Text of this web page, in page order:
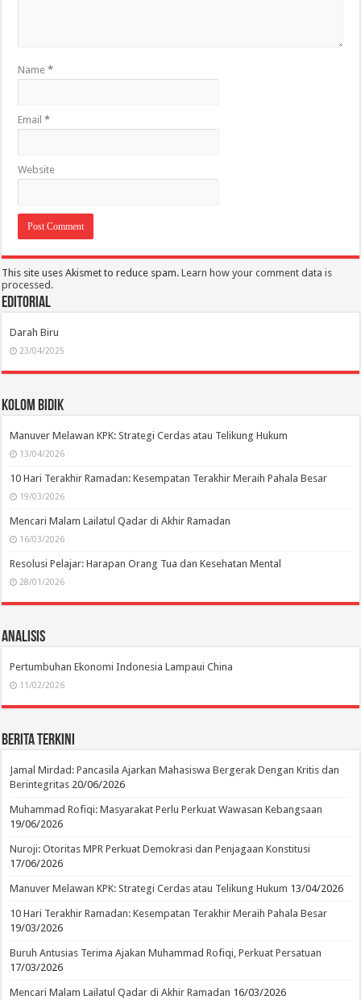
Name*
Email*
Website
This site uses Akismet to reduce spam.Learn how your comment data is
processed.
Editorial
Darah Biru
23/04/2025
Kolom Bidik
Manuver Melawan KPK: Strategi Cerdas atau Telikung Hukum
13/04/2026
10 Hari Terakhir Ramadan: Kesempatan Terakhir Meraih Pahala Besar
19/03/2026
Mencari Malam Lailatul Qadar di Akhir Ramadan
16/03/2026
Resolusi Pelajar: Harapan Orang Tua dan Kesehatan Mental
28/01/2026
Analisis
Pertumbuhan Ekonomi Indonesia Lampaui China
11/02/2026
Berita Terkini
Jamal Mirdad: Pancasila Ajarkan Mahasiswa Bergerak Dengan Kritis dan
Berintegritas 20/06/2026
Muhammad Rofiqi: Masyarakat Perlu Perkuat Wawasan Kebangsaan
19/06/2026
Nuroji: Otoritas MPR Perkuat Demokrasi dan Penjagaan Konstitusi
17/06/2026
Manuver Melawan KPK: Strategi Cerdas atau Telikung Hukum 13/04/2026
10 Hari Terakhir Ramadan: Kesempatan Terakhir Meraih Pahala Besar
19/03/2026
Buruh Antusias Terima Ajakan Muhammad Rofiqi, Perkuat Persatuan
17/03/2026
Mencari Malam Lailatul Qadar di Akhir Ramadan 16/03/2026